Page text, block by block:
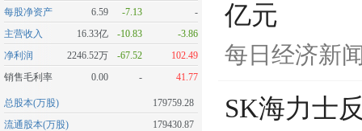
每股净资产
6.59 -7.13
-
主营收入
16.33亿 -10.83
-3.86
净利润
2246.52万 -67.52
102.49
销售毛利率
0.00 - 41.77
总股本(万股)
179759.28
流通股本(万股)
179430.87
亿元
每日经济新
SK海力士